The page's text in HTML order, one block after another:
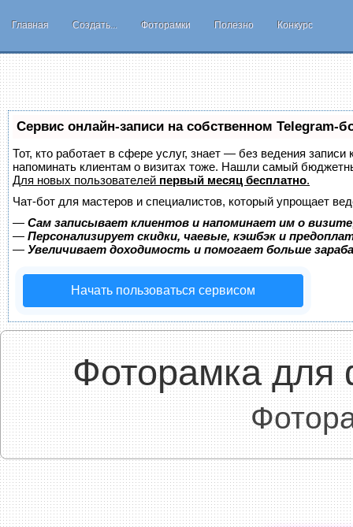
Главная Создать... Фоторамки Полезно Конкурс
Сервис онлайн-записи на собственном Telegram-
Тот, кто работает в сфере услуг, знает — без ведения
напоминать клиентам о визитах тоже. Нашли самый
Для новых пользователей первый месяц бесплатно.
Чат-бот для мастеров и специалистов, который упрощает
— Сам записывает клиентов и напоминает им о
— Персонализирует скидки, чаевые, кэшбэк и
— Увеличивает доходимость и помогает больше
Начать пользоваться сервисом
Фоторамка для